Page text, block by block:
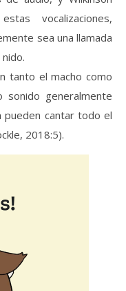
vocalizaciones,
sea una llamada
tanto el macho como
sonido generalmente
pueden cantar todo el
2018:5).